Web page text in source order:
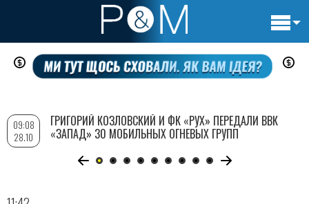
Перейти
содержанию
09:08
28.10
ГРИГОРИЙ КОЗЛОВСКИЙ И ФК «РУХ» ПЕРЕДАЛИ ВВК
«ЗАПАД» 30 МОБИЛЬНЫХ ОГНЕВЫХ ГРУПП